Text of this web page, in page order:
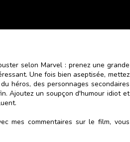
selon Marvel : prenez une grande
Une fois bien aseptisée, mettez
héros, des personnages secondaires
Ajoutez un soupçon d'humour idiot et
mes commentaires sur le film, vous